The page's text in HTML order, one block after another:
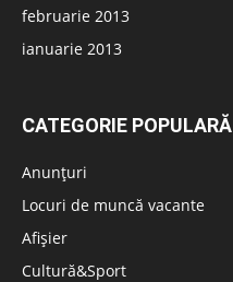
februarie 2013
ianuarie 2013
CATEGORIE POPULARĂ
Anunțuri
Locuri de muncă vacante
Afișier
Cultură&Sport